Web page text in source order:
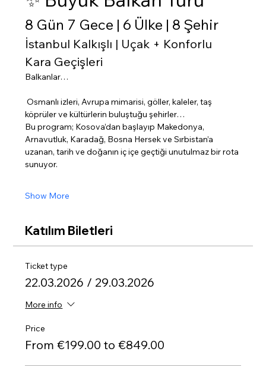
8 Gün 7 Gece | 6 Ülke | 8 Şehir
İstanbul Kalkışlı | Uçak + Konforlu
Kara Geçişleri
Balkanlar…
Osmanlı izleri, Avrupa mimarisi, göller, kaleler, taş
köprüler ve kültürlerin buluştuğu şehirler…
Bu program; Kosova’dan başlayıp Makedonya,
Arnavutluk, Karadağ, Bosna Hersek ve Sırbistan’a
uzanan, tarih ve doğanın iç içe geçtiği unutulmaz bir rota
sunuyor.
Show More
Katılım Biletleri
Ticket type
22.03.2026 / 29.03.2026
More info
Price
From €199.00 to €849.00